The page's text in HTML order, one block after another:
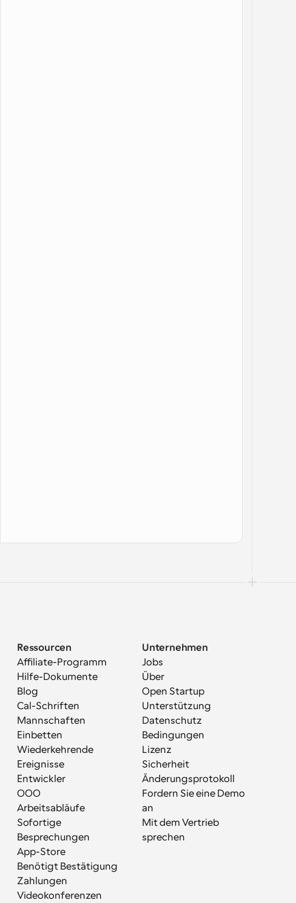
Ressourcen
Affiliate-Programm
Hilfe-Dokumente
Blog
Cal-Schriften
Mannschaften
Einbetten
Wiederkehrende
Ereignisse
Entwickler
OOO
Arbeitsabläufe
Sofortige
Besprechungen
App-Store
Benötigt Bestätigung
Zahlungen
Videokonferenzen
Unternehmen
Jobs
Über
Open Startup
Unterstützung
Datenschutz
Bedingungen
Lizenz
Sicherheit
Änderungsprotokoll
Fordern Sie eine Demo
an
Mit dem Vertrieb
sprechen